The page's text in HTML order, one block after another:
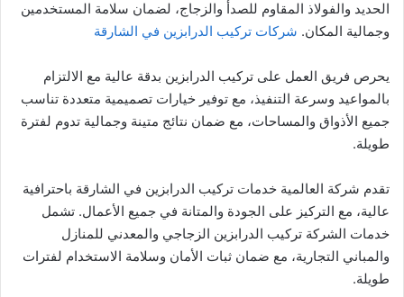
الحديد والفولاذ المقاوم للصدأ والزجاج، لضمان سلامة المستخدمين
وجمالية المكان. شركات تركيب الدرابزين في الشارقة
يحرص فريق العمل على تركيب الدرابزين بدقة عالية مع الالتزام
بالمواعيد وسرعة التنفيذ، مع توفير خيارات تصميمية متعددة تناسب
جميع الأذواق والمساحات، مع ضمان نتائج متينة وجمالية تدوم لفترة
طويلة.
تقدم شركة العالمية خدمات تركيب الدرابزين في الشارقة باحترافية
عالية، مع التركيز على الجودة والمتانة في جميع الأعمال. تشمل
خدمات الشركة تركيب الدرابزين الزجاجي والمعدني للمنازل
والمباني التجارية، مع ضمان ثبات الأمان وسلامة الاستخدام لفترات
طويلة.